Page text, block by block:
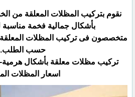
نقوم بتركيب المظلات المعلقة من
بأشكال جمالية فخمة مناسبة
متخصصون فى تركيب المظلات المعلقة
حسب الطلب.‏
تركيب مظلات معلقة بأشكال
اسعار المظلات